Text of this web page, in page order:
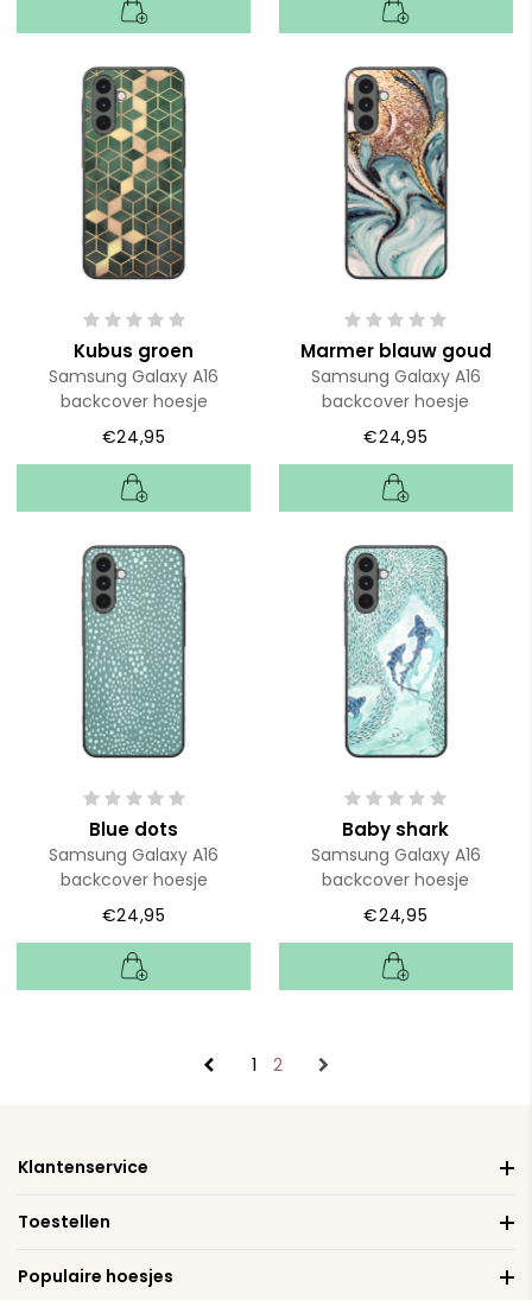
Kubus groen
Samsung Galaxy A16
backcover hoesje
€24,95
Marmer blauw goud
Samsung Galaxy A16
backcover hoesje
€24,95
Blue dots
Samsung Galaxy A16
backcover hoesje
€24,95
Baby shark
Samsung Galaxy A16
backcover hoesje
€24,95
1 2
Klantenservice
Toestellen
Populaire hoesjes